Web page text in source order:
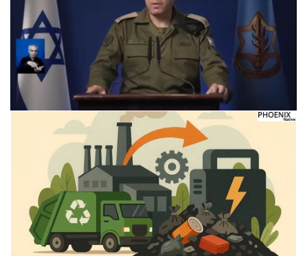
Следующее видео через 5 Отмена